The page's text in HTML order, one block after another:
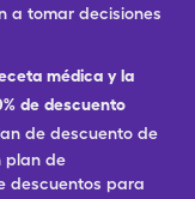
a tomar decisiones
médica y la
de descuento
de descuento de
plan de
descuentos para